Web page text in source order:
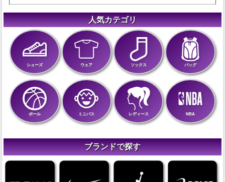
人気カテゴリ
シューズ ウェア ソックス バッグ
ボール ミニバス レディース NBA
ブランドで探す